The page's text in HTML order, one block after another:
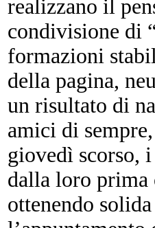
realizzano il
condivisione di
formazioni
della pagina,
un risultato di
amici di
giovedì scorso,
dalla loro prima
ottenendo